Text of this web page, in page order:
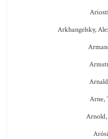
Arkhangelsky,
Arne,